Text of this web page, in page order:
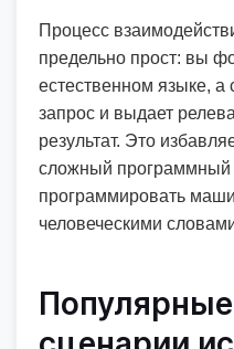
Процесс
предельно прост: вы
естественном языке, а
запрос и выдает
результат. Это
сложный программный
программировать
человеческими